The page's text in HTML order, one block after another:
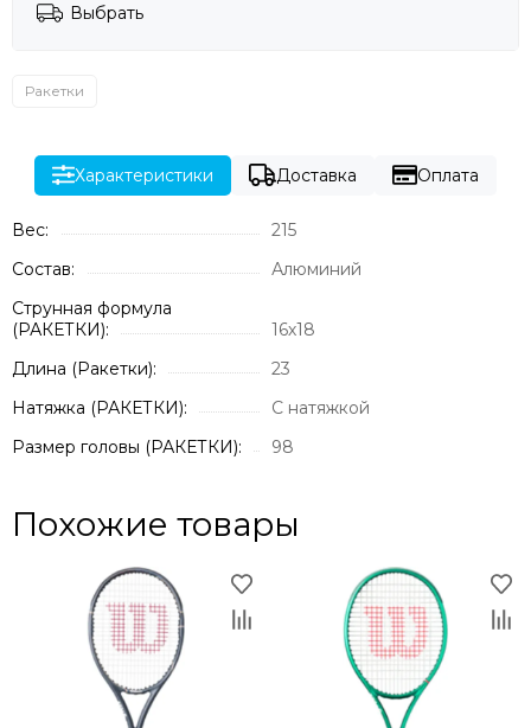
Выбрать
Ракетки
Характеристики Доставка Оплата
Вес:
215
Состав:
Алюминий
Струнная формула
(РАКЕТКИ):
16х18
Длина (Ракетки):
23
Натяжка (РАКЕТКИ):
С натяжкой
Размер головы (РАКЕТКИ):
98
Похожие товары